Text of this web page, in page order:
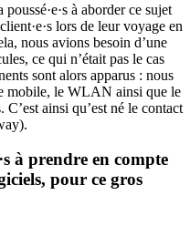
DE
EN
à aborder ce sujet
lors de leur voyage en
nous avions besoin d’une
ce qui n’était pas le cas
sont alors apparus : nous
mobile, le WLAN ainsi que le
ainsi qu’est né le contact
à prendre en compte
pour ce gros